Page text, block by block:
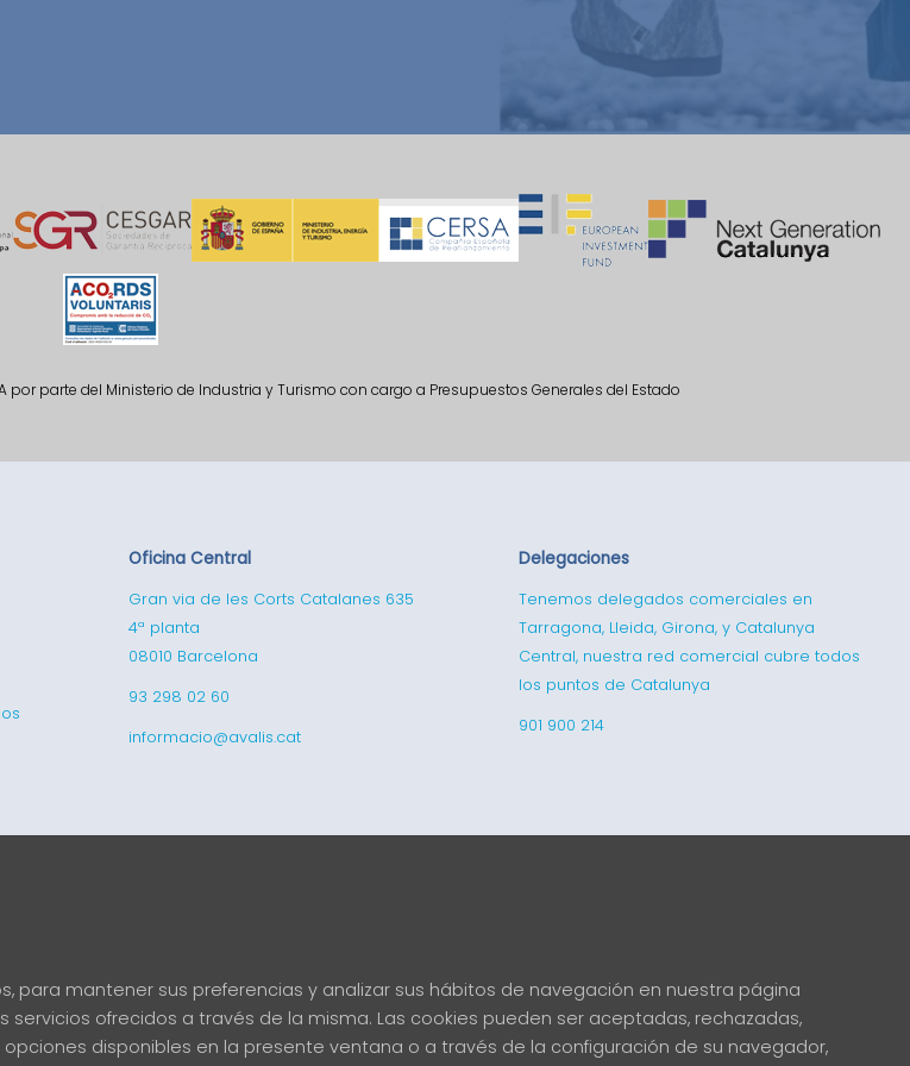
parte del Ministerio de Industria y Turismo con cargo a Presupuestos Generales del Estado
Oficina Central
Gran via de les Corts Catalanes 635
4ª planta
08010 Barcelona
93 298 02 60
informacio@avalis.cat
Delegaciones
Tenemos delegados comerciales en
Tarragona, Lleida, Girona, y Catalunya
Central, nuestra red comercial cubre todos
los puntos de Catalunya
901 900 214
para mantener sus preferencias y analizar sus hábitos de navegación en nuestra página
ofrecidos a través de la misma. Las cookies pueden ser aceptadas, rechazadas,
disponibles en la presente ventana o a través de la configuración de su navegador,